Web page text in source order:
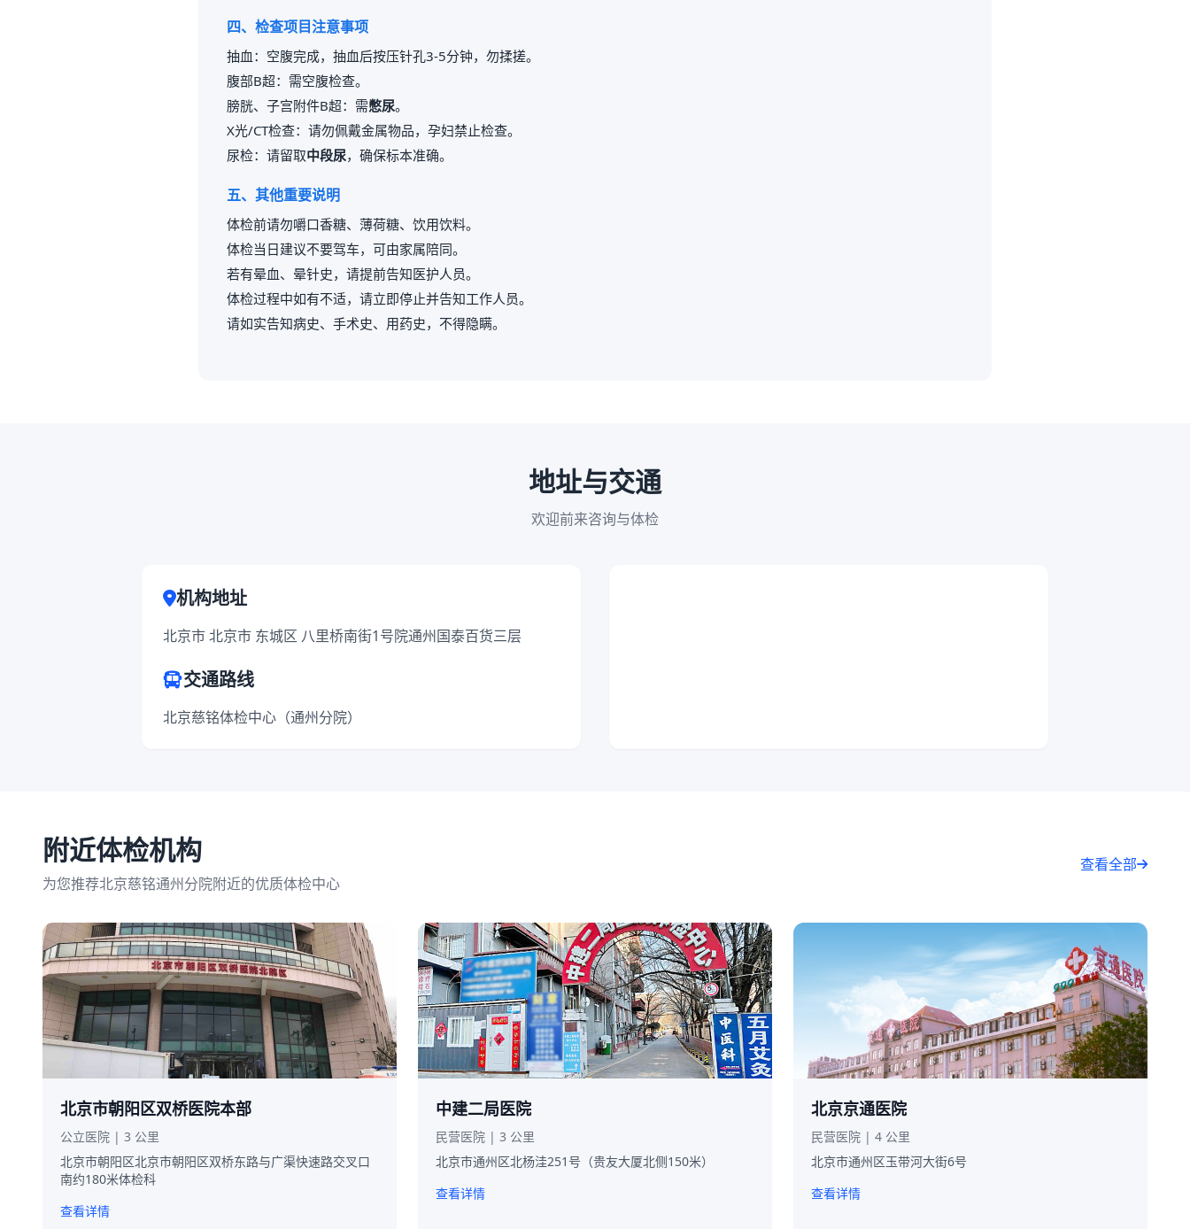
四、检查项目注意事项
抽血：空腹完成，抽血后按压针孔3-5分钟，勿揉搓。
腹部B超：需空腹检查。
膀胱、子宫附件B超：需憋尿。
X光/CT检查：请勿佩戴金属物品，孕妇禁止检查。
尿检：请留取中段尿，确保标本准确。
五、其他重要说明
体检前请勿嚼口香糖、薄荷糖、饮用饮料。
体检当日建议不要驾车，可由家属陪同。
若有晕血、晕针史，请提前告知医护人员。
体检过程中如有不适，请立即停止并告知工作人员。
请如实告知病史、手术史、用药史，不得隐瞒。
地址与交通
欢迎前来咨询与体检
机构地址
北京市 北京市 东城区 八里桥南街1号院通州国泰百货三层
交通路线
北京慈铭体检中心（通州分院）
附近体检机构
为您推荐北京慈铭通州分院附近的优质体检中心
查看全部
北京市朝阳区双桥医院本部
公立医院 | 3 公里
北京市朝阳区北京市朝阳区双桥东路与广渠快速路交叉口
南约180米体检科
查看详情
中建二局医院
民营医院 | 3 公里
北京市通州区北杨洼251号（贵友大厦北侧150米）
查看详情
北京京通医院
民营医院 | 4 公里
北京市通州区玉带河大街6号
查看详情